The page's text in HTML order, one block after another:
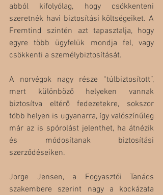
abból kifolyólag, hogy csökkenteni
szeretnék havi biztosítási költségeiket. A
Fremtind szintén azt tapasztalja, hogy
egyre több ügyfelük mondja fel, vagy
csökkenti a személybiztosítását.
A norvégok nagy része “túlbiztosított”,
mert különböző helyeken vannak
biztosítva eltérő fedezetekre, sokszor
több helyen is ugyanarra, így valószínűleg
már az is spórolást jelenthet, ha átnézik
és módosítanak biztosítási
szerződéseiken.
Jorge Jensen, a Fogyasztói Tanács
szakembere szerint nagy a kockázata